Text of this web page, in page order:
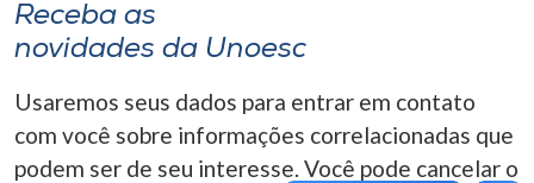
A+
Receba as
novidades da Unoesc
Usaremos seus dados para entrar em contato
com você sobre informações correlacionadas que
podem ser de seu interesse. Você pode cancelar o